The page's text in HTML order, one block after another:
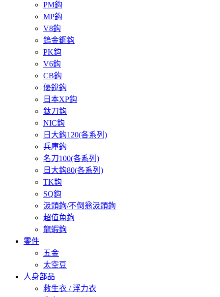
PM鈎
MP鈎
V8鈎
鎢金鋼鈎
PK鈎
V6鈎
CB鈎
優銳鈎
日本XP鈎
鈦刀鈎
NIC鈎
日大鈎120(各系列)
兵庫鈎
名刀100(各系列)
日大鈎80(各系列)
TK鈎
SQ鈎
汲頭鉤/不倒翁汲頭鉤
超值魚鉤
龍蝦鉤
零件
五金
太空豆
人身部品
救生衣 / 浮力衣